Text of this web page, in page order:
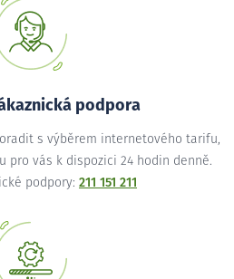
podpora
s výběrem internetového tarifu,
pro vás k dispozici 24 hodin denně.
podpory: 211 151 211